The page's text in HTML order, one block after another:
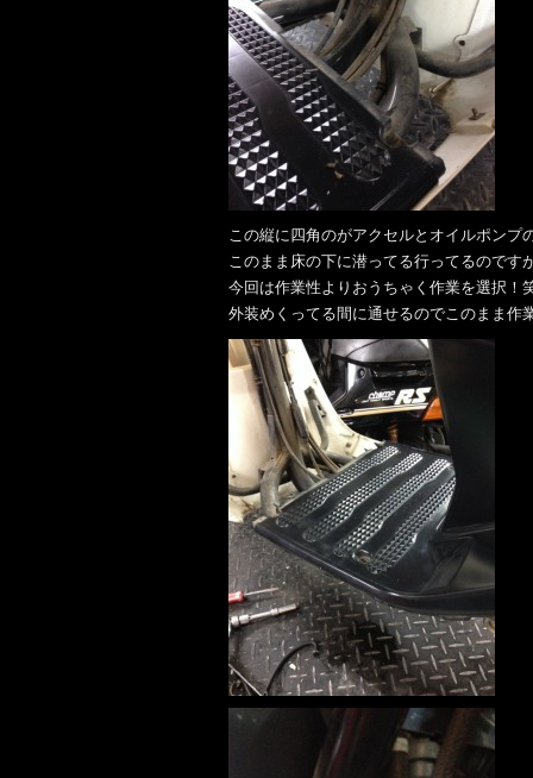
この縦に四角のがアクセルとオイルポンプ
このまま床の下に潜ってる行ってるのです
今回は作業性よりおうちゃく作業を選択！
外装めくってる間に通せるのでこのまま作